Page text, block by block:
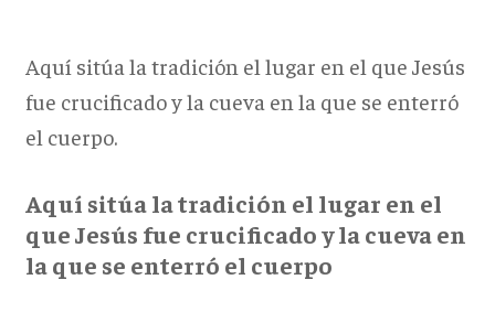
Aquí sitúa la tradición el lugar en el que Jesús
fue crucificado y la cueva en la que se enterró
el cuerpo.
Aquí sitúa la tradición el lugar en el
que Jesús fue crucificado y la cueva en
la que se enterró el cuerpo